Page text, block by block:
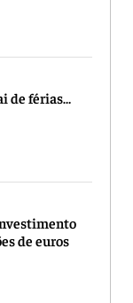
de férias…
de euros